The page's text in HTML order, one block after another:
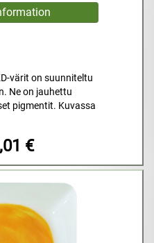
värit on suunniteltu
Ne on jauhettu
pigmentit. Kuvassa
€